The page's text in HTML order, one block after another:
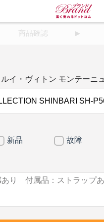
商品確認
イ・ヴィトン モンテーニュ
新品 故障